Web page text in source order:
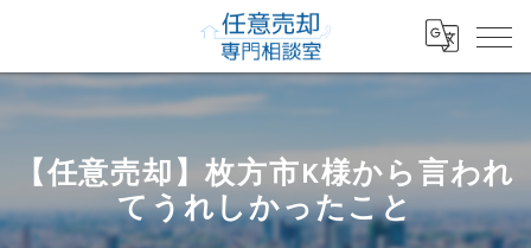
【任意売却】枚方市K様から言われ
てうれしかったこと